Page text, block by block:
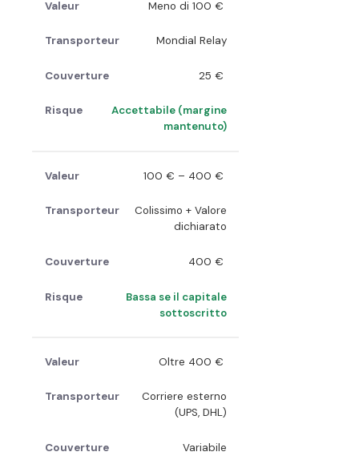
Meno di 100 €
Mondial Relay
25 €
Accettabile (margine
mantenuto)
100 € – 400 €
Colissimo + Valore
dichiarato
400 €
Bassa se il capitale
sottoscritto
Oltre 400 €
Corriere esterno
(UPS, DHL)
Variabile